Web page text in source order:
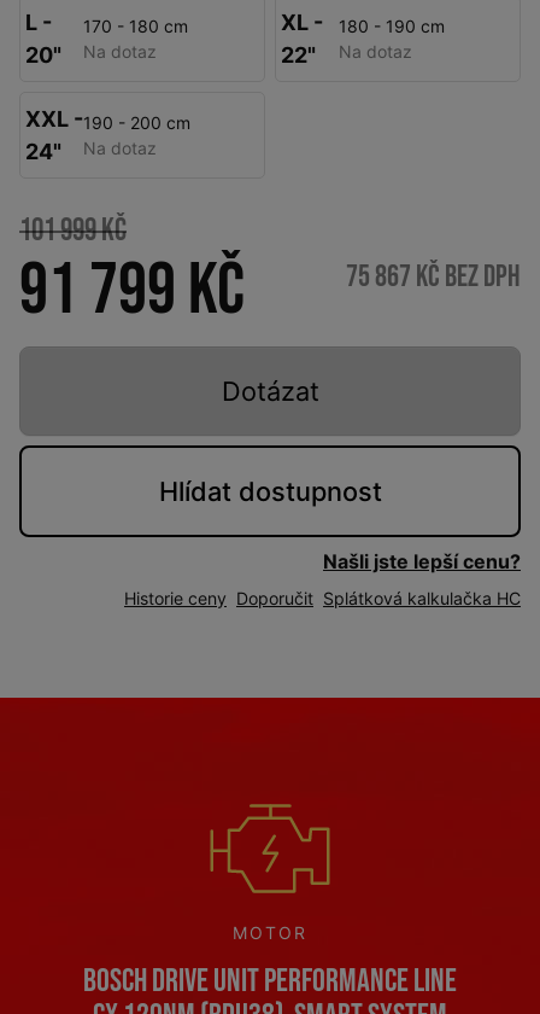
L -
20"
170 - 180 cm
Na dotaz
XL -
22"
180 - 190 cm
Na dotaz
XXL -
24"
190 - 200 cm
Na dotaz
101 999 Kč
91 799 Kč 75 867 Kč bez DPH
Dotázat
Hlídat dostupnost
Našli jste lepší cenu?
Historie ceny Doporučit Splátková kalkulačka HC
MOTOR
Bosch Drive Unit Performance Line